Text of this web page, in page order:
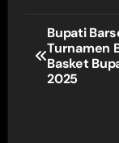
pos
Bupati
Turnamen
Basket
2025